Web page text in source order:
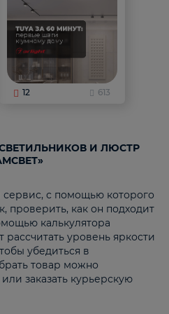
12 613
И ЛЮСТР
с помощью которого
проверить, как он подходит
калькулятора
уровень яркости
убедиться в
товар можно
заказать курьерскую